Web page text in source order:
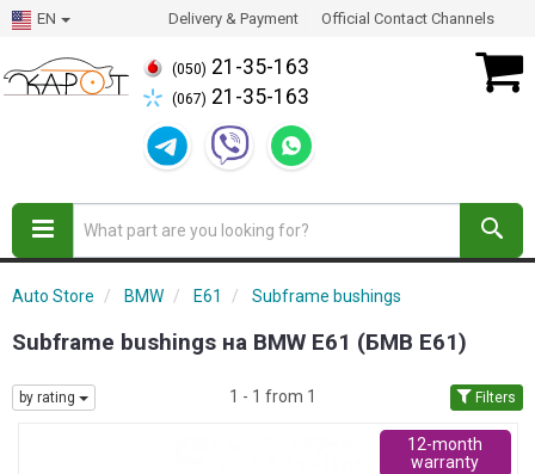
EN Delivery & Payment Official Contact Channels
(050) 21-35-163
(067) 21-35-163
Auto Store BMW E61 Subframe bushings
Subframe bushings на BMW E61 (БМВ Е61)
by rating 1 - 1 from 1 Filters
12-month
warranty